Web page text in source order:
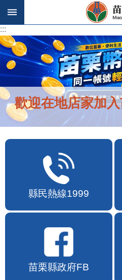
跳到主要內容區塊
:::
:::
歡迎在地店家加
縣民熱線1999
苗栗縣政府FB